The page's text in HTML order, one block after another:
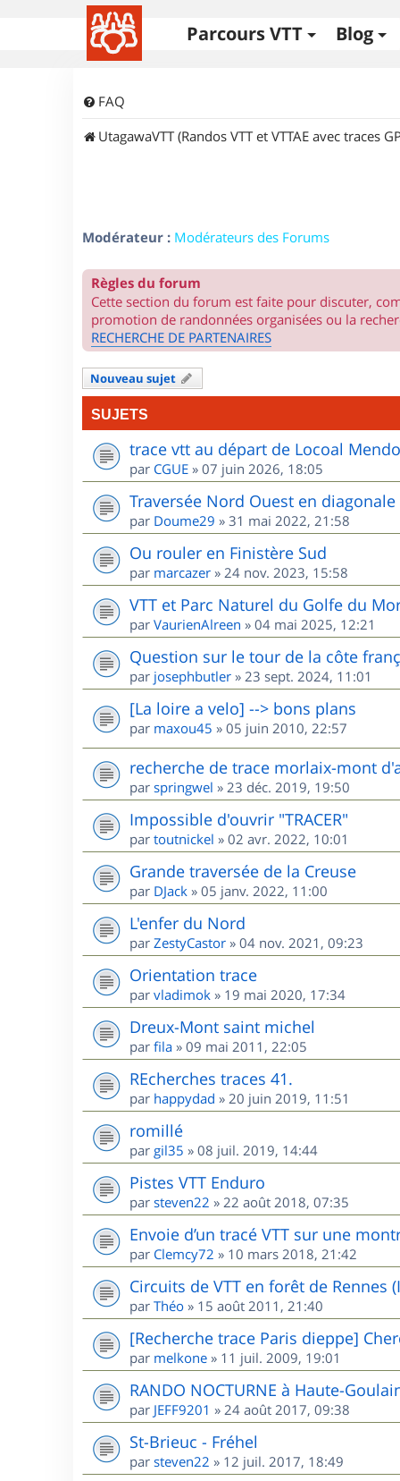
Parcours VTT Blog
FAQ
UtagawaVTT (Randos VTT et VTTAE avec traces
Modérateur : Modérateurs des Forums
Règles du forum
Cette section du forum est faite pour discuter,
promotion de randonnées organisées ou la
RECHERCHE DE PARTENAIRES
Nouveau sujet
SUJETS
trace vtt au départ de Locoal
par CGUE » 07 juin 2026, 18:05
Traversée Nord Ouest en diagonale
par Doume29 » 31 mai 2022, 21:58
Ou rouler en Finistère Sud
par marcazer » 24 nov. 2023, 15:58
VTT et Parc Naturel du Golfe du
par VaurienAlreen » 04 mai 2025, 12:21
Question sur le tour de la côte
par josephbutler » 23 sept. 2024, 11:01
[La loire a velo] --> bons plans
par maxou45 » 05 juin 2010, 22:57
recherche de trace morlaix-mont
par springwel » 23 déc. 2019, 19:50
Impossible d'ouvrir "TRACER"
par toutnickel » 02 avr. 2022, 10:01
Grande traversée de la Creuse
par DJack » 05 janv. 2022, 11:00
L'enfer du Nord
par ZestyCastor » 04 nov. 2021, 09:23
Orientation trace
par vladimok » 19 mai 2020, 17:34
Dreux-Mont saint michel
par fila » 09 mai 2011, 22:05
REcherches traces 41.
par happydad » 20 juin 2019, 11:51
romillé
par gil35 » 08 juil. 2019, 14:44
Pistes VTT Enduro
par steven22 » 22 août 2018, 07:35
Envoie d’un tracé VTT sur une
par Clemcy72 » 10 mars 2018, 21:42
Circuits de VTT en forêt de Rennes
par Théo » 15 août 2011, 21:40
[Recherche trace Paris dieppe]
par melkone » 11 juil. 2009, 19:01
RANDO NOCTURNE à Haute-
par JEFF9201 » 24 août 2017, 09:38
St-Brieuc - Fréhel
par steven22 » 12 juil. 2017, 18:49